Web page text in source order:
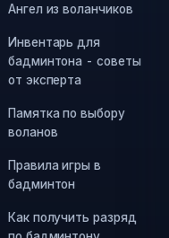
Ангел из воланчиков
Инвентарь для
бадминтона - советы
от эксперта
Памятка по выбору
воланов
Правила игры в
бадминтон
Как получить разряд